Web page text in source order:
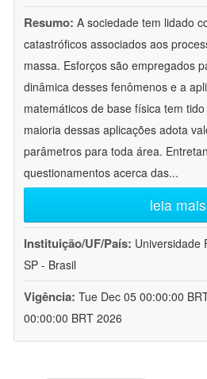
Resumo: A sociedade tem lidado
catastróficos associados aos
massa. Esforços são empregados
dinâmica desses fenômenos e a
matemáticos de base física tem
maioria dessas aplicações adota
parâmetros para toda área.
questionamentos acerca das...
leia mais
Instituição/UF/País: Universidade
SP - Brasil
Vigência: Tue Dec 05 00:00:00
00:00:00 BRT 2026